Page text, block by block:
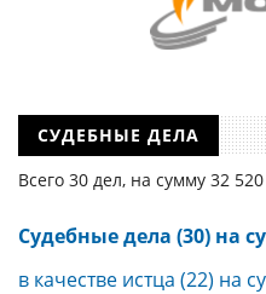
СУДЕБНЫЕ ДЕЛА
Всего 30 дел, на cумму 32
Судебные дела (30) на
в качестве истца (22) на